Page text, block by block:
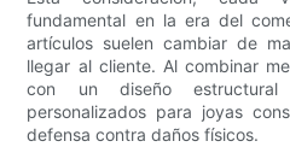
fundamental en la era del
artículos suelen cambiar de
llegar al cliente. Al combinar
con un diseño estructural
personalizados para joyas
defensa contra daños físicos.